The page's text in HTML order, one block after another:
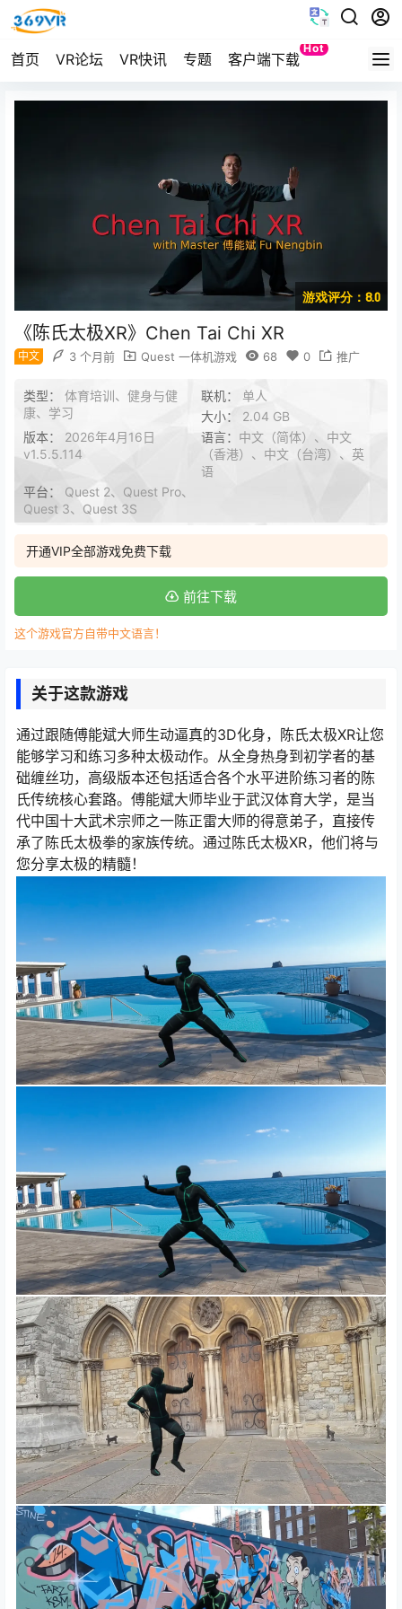
首页 VR论坛 VR快讯 专题 客户端下载
Hot
Quest
游戏评分：8.0
《陈氏太极XR》Chen Tai Chi XR
中文 3 个月前 Quest 一体机游戏 68 0 推广
类型： 体育培训、健身与健
康、学习
联机： 单人
大小： 2.04 GB
版本： 2026年4月16日
v1.5.5.114
语言： 中文（简体）、中文
（香港）、中文（台湾）、英
语
平台： Quest 2、Quest Pro、
Quest 3、Quest 3S
开通VIP全部游戏免费下载
前往下载
这个游戏官方自带中文语言！
关于这款游戏
通过跟随傅能斌大师生动逼真的3D化身，陈氏太极XR让您
能够学习和练习多种太极动作。从全身热身到初学者的基
础缠丝功，高级版本还包括适合各个水平进阶练习者的陈
氏传统核心套路。傅能斌大师毕业于武汉体育大学，是当
代中国十大武术宗师之一陈正雷大师的得意弟子，直接传
承了陈氏太极拳的家族传统。通过陈氏太极XR，他们将与
您分享太极的精髓！